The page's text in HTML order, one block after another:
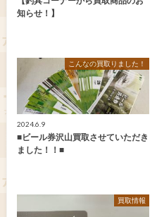
知らせ！】
こんなの買取りました！
2024.6.9
■ビール券沢山買取させていただき
ました！！■
買取情報